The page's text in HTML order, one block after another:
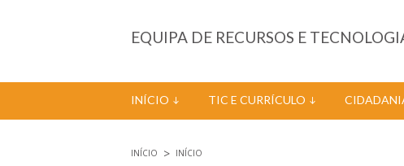
EQUIPA DE RECURSOS E
INÍCIO TIC E CURRÍCULO
INÍCIO INÍCIO